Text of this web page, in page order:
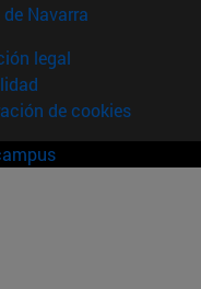
Navarra
legal
de cookies